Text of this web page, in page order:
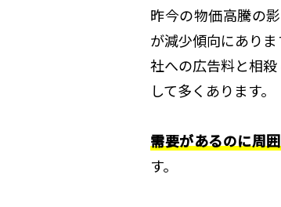
昨今の物価高騰の
が減少傾向にあり
社への広告料と相
して多くあります。
需要があるのに周
す。